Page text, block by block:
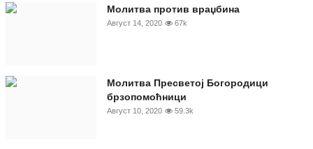
Молитва против враџбина
Август 14, 2020 67k
Молитва Пресветој Богородици
брзопомоћници
Август 10, 2020 59.3k